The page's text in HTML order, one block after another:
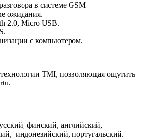
в системе GSM
ожидания.
2.0, Micro USB.
с компьютером.
TMI, позволяющая ощутить
финский, английский,
индонезийский, португальский.